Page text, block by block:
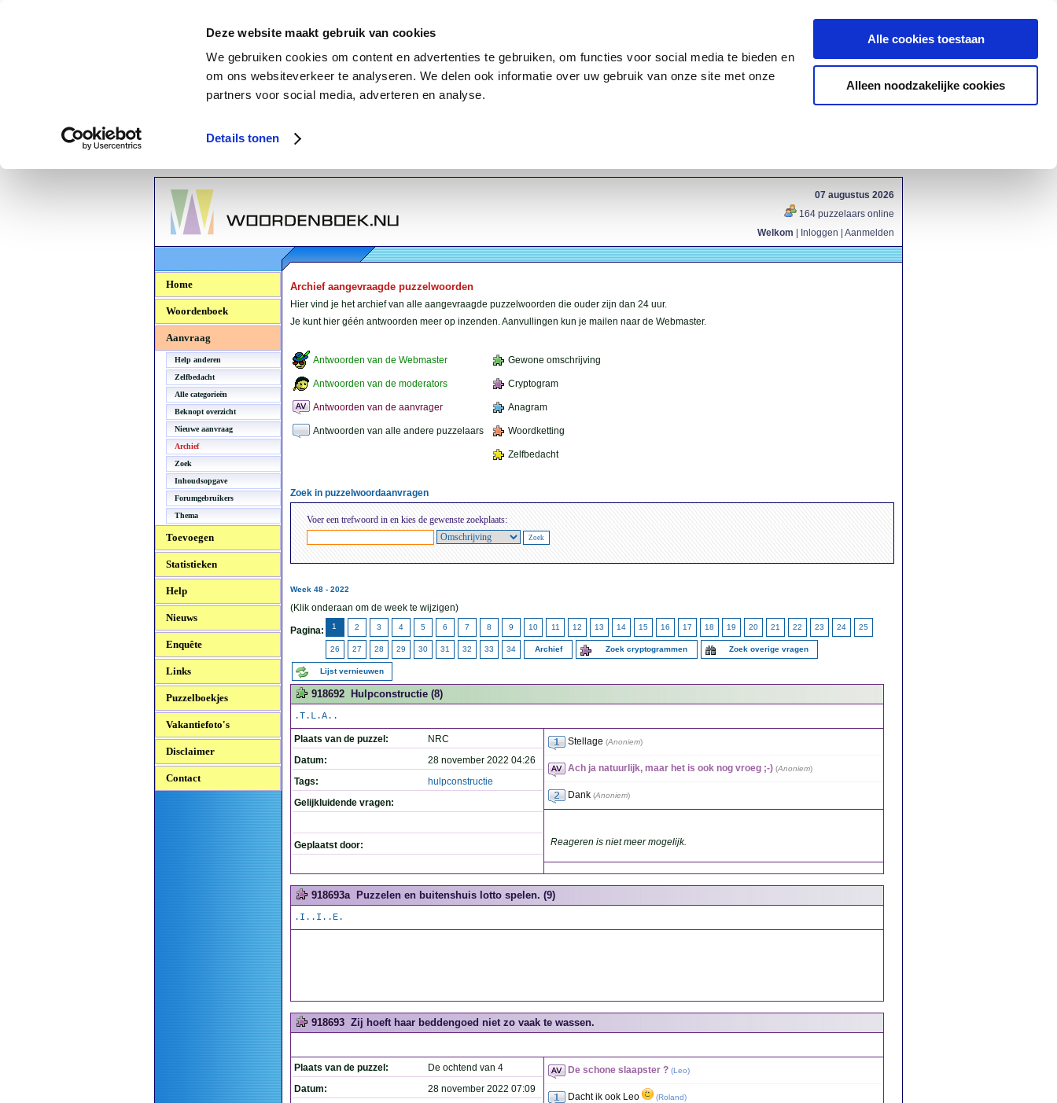
Deze website maakt gebruik van cookies
We gebruiken cookies om content en advertenties te gebruiken, om functies voor social media te bieden en
om ons websiteverkeer te analyseren. We delen ook informatie over uw gebruik van onze site met onze
partners voor social media, adverteren en analyse.
Details tonen
Alle cookies toestaan
Alleen noodzakelijke cookies
Woordenboek.NU
07 augustus 2026
164 puzzelaars online
Welkom
Inloggen Aanmelden
Home
Woordenboek
Aanvraag
Help anderen
Zelfbedacht
Alle categorieën
Beknopt overzicht
Nieuwe aanvraag
Archief
Zoek
Inhoudsopgave
Forumgebruikers
Thema
Toevoegen
Statistieken
Help
Nieuws
Enquête
Links
Puzzelboekjes
Vakantiefoto's
Disclaimer
Contact
Archief aangevraagde puzzelwoorden
Hier vind je het archief van alle aangevraagde puzzelwoorden die ouder zijn dan 24 uur.
Je kunt hier géén antwoorden meer op inzenden. Aanvullingen kun je mailen naar de Webmaster.
Antwoorden van de Webmaster Gewone omschrijving
Antwoorden van de moderators Cryptogram
Antwoorden van de aanvrager Anagram
Antwoorden van alle andere puzzelaars Woordketting
Zelfbedacht
Zoek in puzzelwoordaanvragen
Voer een trefwoord in en kies de gewenste zoekplaats:
Week 48 - 2022
(Klik onderaan om de week te wijzigen)
Pagina: 1 2 3 4 5 6 7 8 9 10 11 12 13 14 15 16 17 18 19 20 21 22 23 24 25
26 27 28 29 30 31 32 33 34 Archief Zoek cryptogrammen Zoek overige vragen
Lijst vernieuwen
918692 Hulpconstructie (8)
.T.L.A..
Plaats van de puzzel:
NRC
Datum:
28 november 2022 04:26
Tags:
hulpconstructie
Gelijkluidende vragen:
Geplaatst door:
Stellage (Anoniem)
Ach ja natuurlijk, maar het is ook nog vroeg ;-) (Anoniem)
Dank (Anoniem)
Reageren is niet meer mogelijk.
918693a Puzzelen en buitenshuis lotto spelen. (9)
.I..I..E.
918693 Zij hoeft haar beddengoed niet zo vaak te wassen.
Plaats van de puzzel:
De ochtend van 4
Datum:
28 november 2022 07:09
De schone slaapster ? (Leo)
Dacht ik ook Leo (Roland)